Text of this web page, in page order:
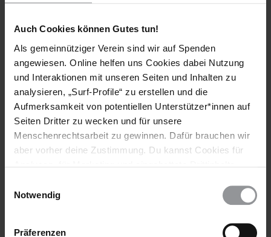
Auch Cookies können Gutes tun!
Als gemeinnütziger Verein sind wir auf Spenden
angewiesen. Online helfen uns Cookies dabei Nutzung
und Interaktionen mit unseren Seiten und Inhalten zu
analysieren, „Surf-Profile“ zu erstellen und die
Aufmerksamkeit von potentiellen Unterstützer*innen auf
Seiten Dritter zu wecken und für unsere
Menschenrechtsarbeit zu gewinnen. Dafür brauchen wir
aber vorher deine Zustimmung. Du kannst Cookies für
wieder ändern. Diesen Banner kannst Du über den Link
Notwendig
Präferenzen
Logo_Wort-Bildmarke_RBG_Schwarz
Amnesty Logo - Weiß